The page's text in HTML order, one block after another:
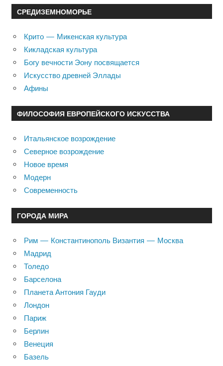
СРЕДИЗЕМНОМОРЬЕ
Крито — Микенская культура
Кикладская культура
Богу вечности Эону посвящается
Искусство древней Эллады
Афины
ФИЛОСОФИЯ ЕВРОПЕЙСКОГО ИСКУССТВА
Итальянское возрождение
Северное возрождение
Новое время
Модерн
Современность
ГОРОДА МИРА
Рим — Константинополь Византия — Москва
Мадрид
Толедо
Барселона
Планета Антония Гауди
Лондон
Париж
Берлин
Венеция
Базель